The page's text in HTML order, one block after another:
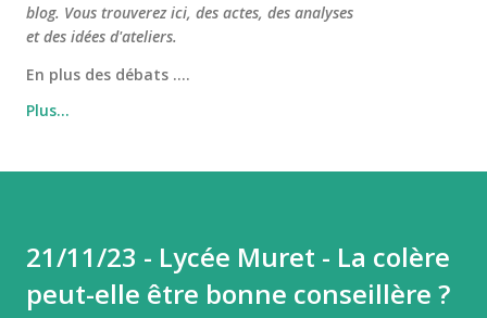
blog. Vous trouverez ici, des actes, des analyses
et des idées d'ateliers.
En plus des débats ....
Plus…
21/11/23 - Lycée Muret - La colère
peut-elle être bonne conseillère ?